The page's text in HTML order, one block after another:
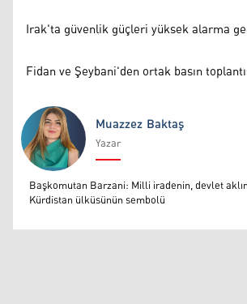
Irak'ta güvenlik güçleri yüksek alarma
Fidan ve Şeybani'den ortak basın
Muazzez Baktaş
Muazzez Baktaş
Yazar
Başkomutan Barzani: Milli iradenin, devlet
Kürdistan ülküsünün sembolü